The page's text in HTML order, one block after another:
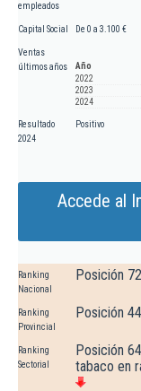
empleados
Capital Social De 0 a 3.100 €
Ventas
últimos años
Año
2022
2023
2024
Resultado
2024
Positivo
Accede al
Ranking
Nacional
Posición
Ranking
Provincial
Posición
Ranking
Sectorial
Posición
tabaco en